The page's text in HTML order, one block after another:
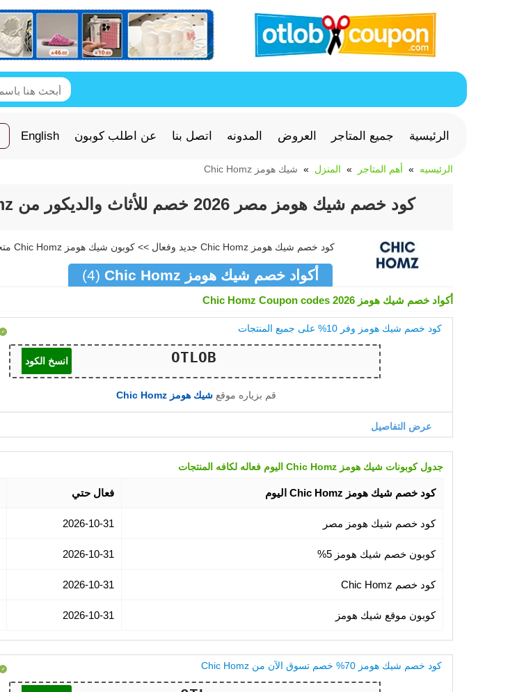
الرئيسية جميع المتاجر العروض المدونه اتصل بنا عن اطلب كوبون English
الرئيسيه أهم المتاجر المنزل شيك هومز Chic Homz
كود خصم شيك هومز مصر 2026 خصم للأثاث والديكور من Chic Homz
كود خصم شيك هومز Chic Homz جديد وفعال >> كوبون شيك هومز Chic Homz متجدد لشهر أغسطس 2026
أكواد خصم شيك هومز Chic Homz (4)
أكواد خصم شيك هومز Chic Homz Coupon codes 2026
كود خصم شيك هومز وفر 10% على جميع المنتجات
انسخ الكود
قم بزياره موقع شيك هومز Chic Homz
عرض التفاصيل
جدول كوبونات شيك هومز Chic Homz اليوم فعاله لكافه المنتجات
كود خصم شيك هومز Chic Homz اليوم فعال حتي
كود خصم شيك هومز مصر 2026-10-31
كوبون خصم شيك هومز 5% 2026-10-31
كود خصم Chic Homz 2026-10-31
كوبون موقع شيك هومز 2026-10-31
كود خصم شيك هومز 70% خصم تسوق الآن من Chic Homz